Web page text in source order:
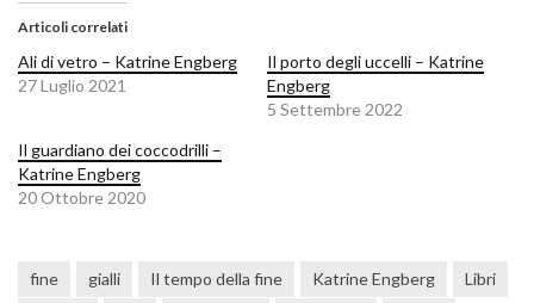
Articoli correlati
Ali di vetro – Katrine Engberg
27 Luglio 2021
Il porto degli uccelli – Katrine
Engberg
5 Settembre 2022
Il guardiano dei coccodrilli –
Katrine Engberg
20 Ottobre 2020
fine gialli Il tempo della fine Katrine Engberg
Libri